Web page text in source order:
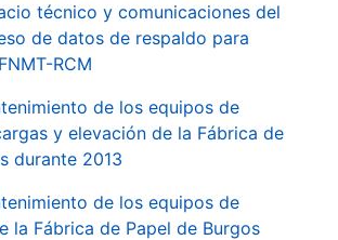
técnico y comunicaciones del
de datos de respaldo para
RCM
de los equipos de
y elevación de la Fábrica de
durante 2013
de los equipos de
la Fábrica de Papel de Burgos